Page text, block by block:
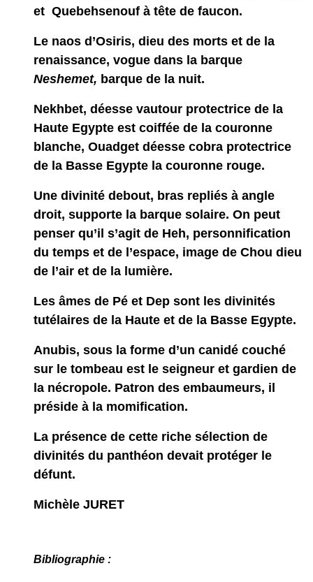
etQuebehsenoufà tête de faucon.
Le naos d’Osiris, dieu des morts et de la
renaissance, vogue dans la barque
Neshemet, barque de la nuit.
Nekhbet, déesse vautour protectrice de la
Haute Egypte est coiffée de la couronne
blanche, Ouadgetdéesse cobra protectrice
de la Basse Egypte la couronne rouge.
Une divinité debout, bras repliés à angle
droit, supporte la barque solaire. On peut
penser qu’il s’agit de Heh, personnification
du temps et de l’espace, image de Chou dieu
de l’air et de la lumière.
Les âmes de Pé et Dep sont les divinités
tutélaires de la Haute et de la Basse Egypte.
Anubis, sous la forme d’un canidé couché
sur le tombeau est le seigneur et gardien de
la nécropole. Patron des embaumeurs, il
préside à la momification.
La présence de cette riche sélection de
divinités du panthéon devait protéger le
défunt.
Michèle JURET
Bibliographie :